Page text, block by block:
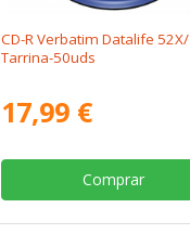
CD-R Verbatim Datalife 52X/
Tarrina-50uds
17,99 €
Comprar